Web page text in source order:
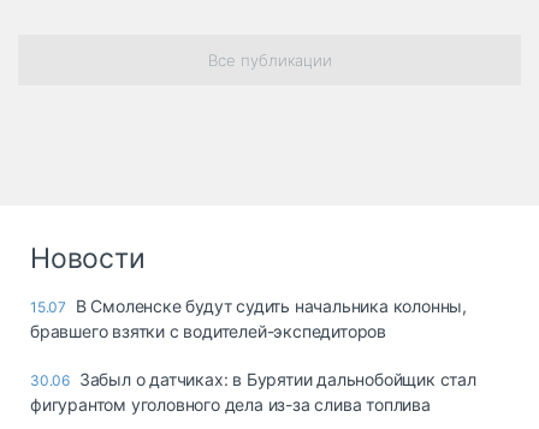
Все публикации
Новости
15.07
В Смоленске будут судить начальника колонны,
бравшего взятки с водителей-экспедиторов
30.06 Забыл о датчиках: в Бурятии дальнобойщик стал
фигурантом уголовного дела из-за слива топлива